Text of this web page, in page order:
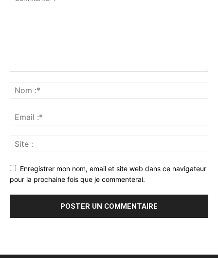
Enregistrer mon nom, email et site web dans ce navigateur
pour la prochaine fois que je commenterai.